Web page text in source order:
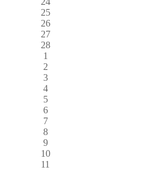
25
26
27
28
1
2
3
4
5
6
7
8
9
10
11